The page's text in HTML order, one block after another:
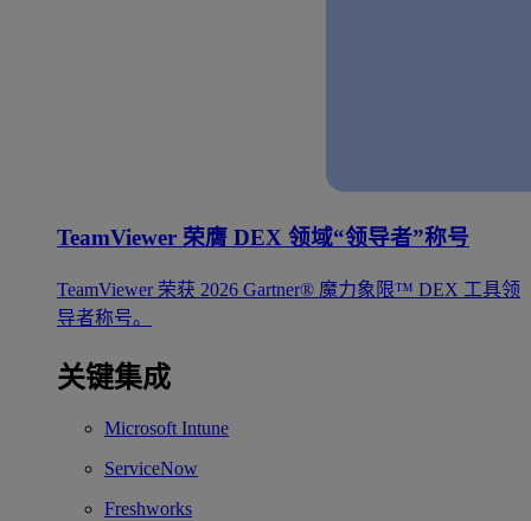
TeamViewer 荣膺 DEX 领域“领导者”称号
TeamViewer 荣获 2026 Gartner® 魔力象限™ DEX 工具领
导者称号。
关键集成
Microsoft Intune
ServiceNow
Freshworks